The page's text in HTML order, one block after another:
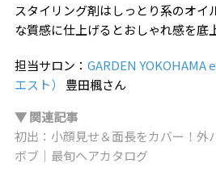
スタイリング剤はしっとり系のオイ
な質感に仕上げるとおしゃれ感を底
担当サロン： GARDEN YOKOHAMA
エスト）
豊田楓さん
▼ 関連記事
初出：小顔見せ＆面長をカバー！外
ボブ｜最旬ヘアカタログ